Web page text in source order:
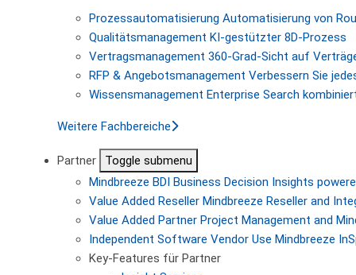
Prozessautomatisierung Automatisierung von
Qualitätsmanagement KI-gestützter 8D-Prozess
Vertragsmanagement 360-Grad-Sicht auf
RFP & Angebotsmanagement Verbessern Sie
Wissensmanagement Enterprise Search
Weitere Fachbereiche
Partner
Toggle submenu
Mindbreeze BDI Business Decision Insights
Value Added Reseller Mindbreeze Reseller and
Value Added Partner Project Management and
Independent Software Vendor Use Mindbreeze
Key-Features für Partner